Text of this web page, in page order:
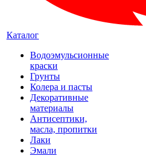
Каталог
Водоэмульсионные
краски
Грунты
Колера и пасты
Декоративные
материалы
Антисептики,
масла, пропитки
Лаки
Эмали